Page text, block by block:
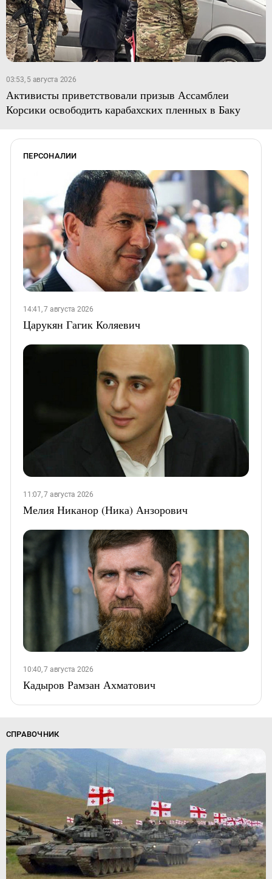
03:53, 5 августа 2026
Активисты приветствовали призыв Ассамблеи
Корсики освободить карабахских пленных в Баку
ПЕРСОНАЛИИ
14:41, 7 августа 2026
Царукян Гагик Коляевич
11:07, 7 августа 2026
Мелия Никанор (Ника) Анзорович
10:40, 7 августа 2026
Кадыров Рамзан Ахматович
СПРАВОЧНИК